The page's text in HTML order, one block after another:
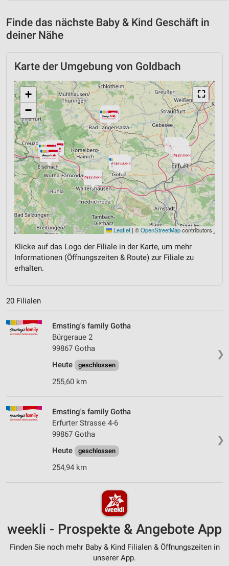
Finde das nächste Baby & Kind Geschäft in
deiner Nähe
Karte der Umgebung von Goldbach
⛶
+
−
Leaflet | ©OpenStreetMapcontributors
Klicke auf das Logo der Filiale in der Karte, um mehr
Informationen (Öffnungszeiten & Route) zur Filiale zu
erhalten.
20 Filialen
❯
Ernsting's family Gotha
Bürgeraue 2
99867 Gotha
Heute
geschlossen
255,60 km
❯
Ernsting's family Gotha
Erfurter Strasse 4-6
99867 Gotha
Heute
geschlossen
254,94 km
weekli - Prospekte & Angebote App
Finden Sie noch mehr Baby & Kind Filialen & Öffnungszeiten in
unserer App.